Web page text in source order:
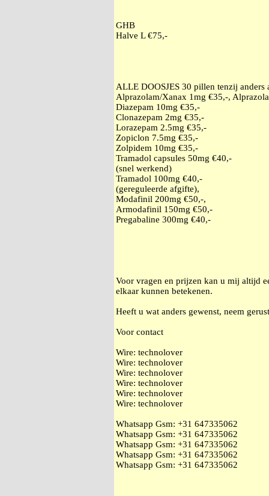
GHB
Halve L €75,-
ALLE DOOSJES 30 pillen tenzij anders
Alprazolam/Xanax 1mg €35,-,
Diazepam 10mg €35,-
Clonazepam 2mg €35,-
Lorazepam 2.5mg €35,-
Zopiclon 7.5mg €35,-
Zolpidem 10mg €35,-
Tramadol capsules 50mg €40,-
(snel werkend)
Tramadol 100mg €40,-
(gereguleerde afgifte),
Modafinil 200mg €50,-,
Armodafinil 150mg €50,-
Pregabaline 300mg €40,-
Voor vragen en prijzen kan u mij altijd
elkaar kunnen betekenen.
Heeft u wat anders gewenst, neem
Voor contact
Wire: technolover
Wire: technolover
Wire: technolover
Wire: technolover
Wire: technolover
Wire: technolover
Whatsapp Gsm: ‭+31 647335062
Whatsapp Gsm: ‭+31 647335062
Whatsapp Gsm: ‭+31 647335062
Whatsapp Gsm: ‭+31 647335062
Whatsapp Gsm: ‭+31 647335062